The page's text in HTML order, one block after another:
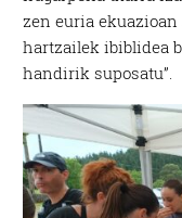
zen euria ekuazioan
hartzailek ibiblidea
handirik suposatu”.